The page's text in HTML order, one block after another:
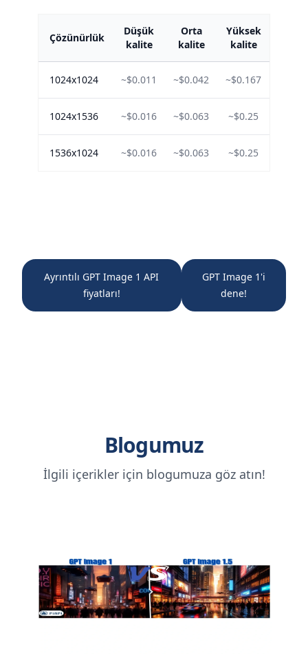
Çözünürlük
Düşük
kalite
Orta
kalite
Yüksek
kalite
1024x1024 ~$0.011 ~$0.042 ~$0.167
1024x1536 ~$0.016 ~$0.063 ~$0.25
1536x1024 ~$0.016 ~$0.063 ~$0.25
Ayrıntılı GPT Image 1 API
fiyatları!
GPT Image 1'i
dene!
Blogumuz
İlgili içerikler için blogumuza göz atın!